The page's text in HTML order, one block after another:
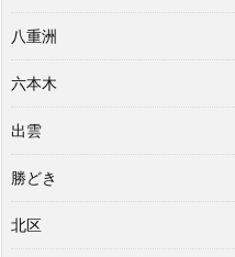
八重洲
六本木
出雲
勝どき
北区